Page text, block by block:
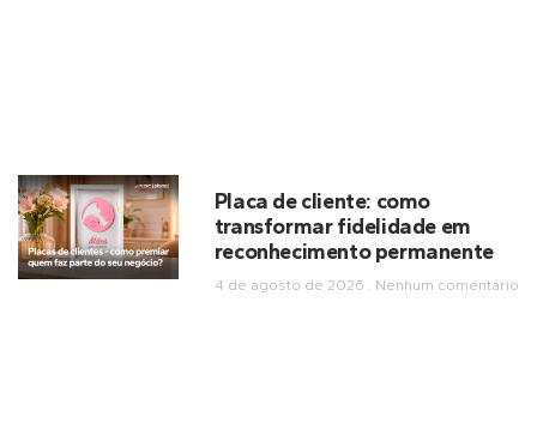
Placa de cliente: como
transformar fidelidade em
reconhecimento permanente
4 de agosto de 2026 Nenhum comentário